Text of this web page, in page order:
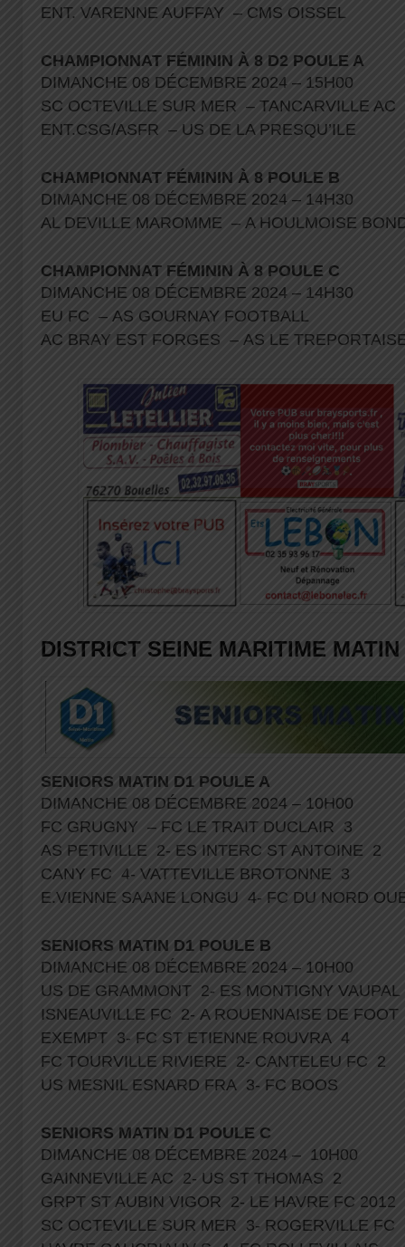
ENT. VARENNE AUFFAY – CMS OISSEL
CHAMPIONNAT FÉMININ À 8 D2 POULE A
DIMANCHE 08 DÉCEMBRE 2024 – 15H00
SC OCTEVILLE SUR MER – TANCARVILLE AC
ENT.CSG/ASFR – US DE LA PRESQU’ILE
CHAMPIONNAT FÉMININ À 8 POULE B
DIMANCHE 08 DÉCEMBRE 2024 – 14H30
AL DEVILLE MAROMME – A HOULMOISE
CHAMPIONNAT FÉMININ À 8 POULE C
DIMANCHE 08 DÉCEMBRE 2024 – 14H30
EU FC – AS GOURNAY FOOTBALL
AC BRAY EST FORGES – AS LE
DISTRICT SEINE MARITIME MATIN
SENIORS MATIN D1 POULE A
DIMANCHE 08 DÉCEMBRE 2024 – 10H00
FC GRUGNY – FC LE TRAIT DUCLAIR 3
AS PETIVILLE 2- ES INTERC ST ANTOINE 2
CANY FC 4- VATTEVILLE BROTONNE 3
E.VIENNE SAANE LONGU 4- FC DU NORD
SENIORS MATIN D1 POULE B
DIMANCHE 08 DÉCEMBRE 2024 – 10H00
US DE GRAMMONT 2- ES MONTIGNY
ISNEAUVILLE FC 2- A ROUENNAISE DE
EXEMPT 3- FC ST ETIENNE ROUVRA 4
FC TOURVILLE RIVIERE 2- CANTELEU FC 2
US MESNIL ESNARD FRA 3- FC BOOS
SENIORS MATIN D1 POULE C
DIMANCHE 08 DÉCEMBRE 2024 – 10H00
GAINNEVILLE AC 2- US ST THOMAS 2
GRPT ST AUBIN VIGOR 2- LE HAVRE FC 2012
SC OCTEVILLE SUR MER 3- ROGERVILLE